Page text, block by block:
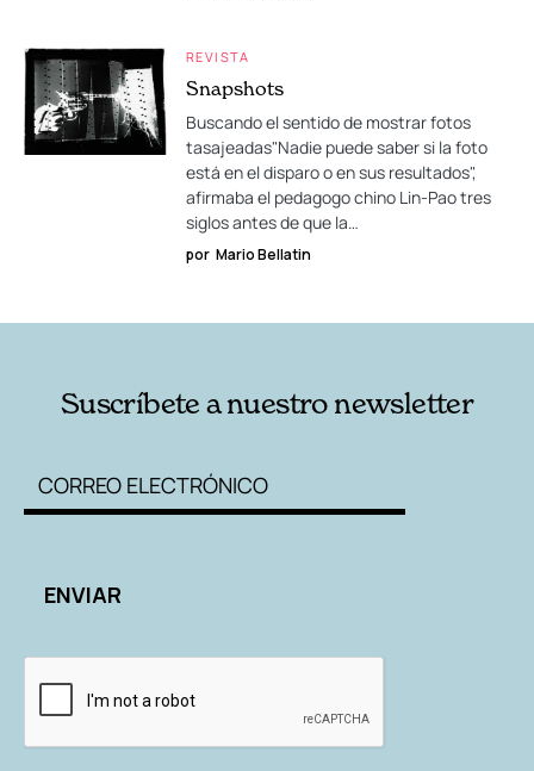
REVISTA
Snapshots
Buscando el sentido de mostrar fotos
tasajeadas"Nadie puede saber si la foto
está en el disparo o en sus resultados",
afirmaba el pedagogo chino Lin-Pao tres
siglos antes de que la…
por Mario Bellatin
Suscríbete a nuestro newsletter